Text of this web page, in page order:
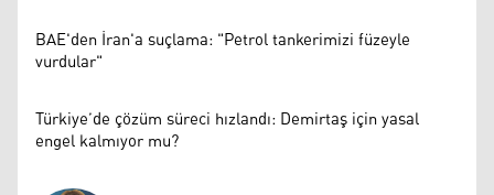
BAE'den İran'a suçlama: "Petrol tankerimizi füzeyle
vurdular"
Türkiye’de çözüm süreci hızlandı: Demirtaş için yasal
engel kalmıyor mu?